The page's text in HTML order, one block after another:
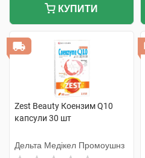
КУПИТИ
Zest Beauty Коензим Q10
капсули 30 шт
Дельта Медікел Промоушнз